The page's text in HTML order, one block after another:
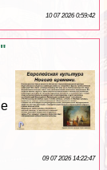
10 07 2026 0:59:42
09 07 2026 14:22:47